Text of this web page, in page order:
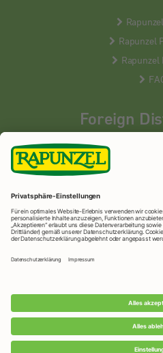
Rapunzel
Rapunzel
Foreign
We distribute our products
partners are
LEARN
Rapunzel Naturkost